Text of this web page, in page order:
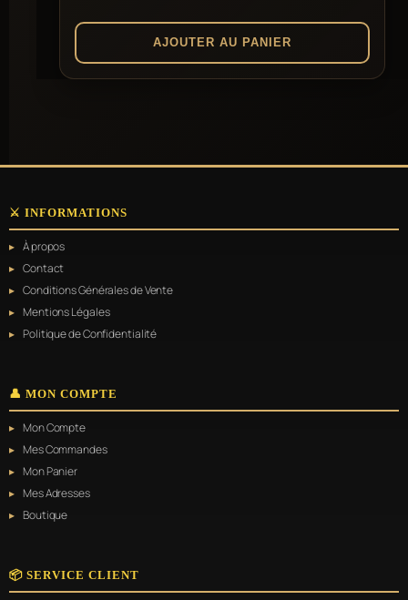
AJOUTER AU PANIER
⚔️ INFORMATIONS
À propos
Contact
Conditions Générales de Vente
Mentions Légales
Politique de Confidentialité
👤 MON COMPTE
Mon Compte
Mes Commandes
Mon Panier
Mes Adresses
Boutique
📦 SERVICE CLIENT